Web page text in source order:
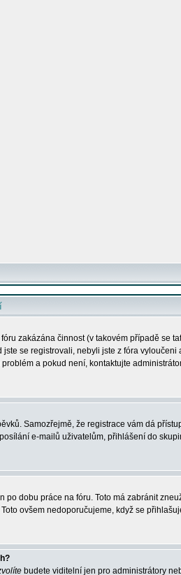
zakázána činnost (v takovém případě se
se registrovali, nebyli jste z fóra vyloučeni
a pokud není, kontaktujte
Samozřejmě, že registrace vám dá
e-mailů uživatelům, přihlášení do
po dobu práce na fóru. Toto má zabránit
ovšem nedoporučujeme, když se
budete viditelní jen pro administrátory